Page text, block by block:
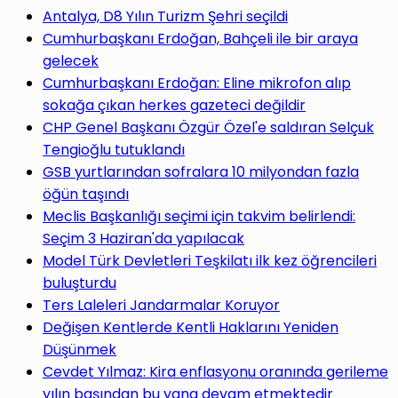
yap
...
Antalya, D8 Yılın Turizm Şehri seçildi
Cumhurbaşkanı Erdoğan, Bahçeli ile bir araya
gelecek
Cumhurbaşkanı Erdoğan: Eline mikrofon alıp
sokağa çıkan herkes gazeteci değildir
CHP Genel Başkanı Özgür Özel'e saldıran Selçuk
Tengioğlu tutuklandı
GSB yurtlarından sofralara 10 milyondan fazla
öğün taşındı
Meclis Başkanlığı seçimi için takvim belirlendi:
Seçim 3 Haziran'da yapılacak
Model Türk Devletleri Teşkilatı ilk kez öğrencileri
buluşturdu
Ters Laleleri Jandarmalar Koruyor
Değişen Kentlerde Kentli Haklarını Yeniden
Düşünmek
Cevdet Yılmaz: Kira enflasyonu oranında gerileme